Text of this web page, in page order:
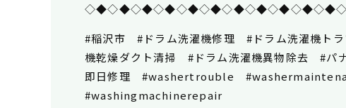
#稲沢市 #ドラム洗濯機修理 #ドラム洗濯機ト
機乾燥ダクト清掃 #ドラム洗濯機異物除去 #パ
即日修理 #washertrouble
#washingmachinerepair